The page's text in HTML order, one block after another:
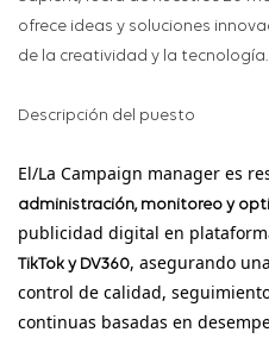
ofrece ideas y soluciones
de la creatividad y la tecnología.
Descripción del puesto
El/La Campaign manager es
administración, monitoreo y
publicidad digital en
TikTok y DV360, asegurando
control de calidad,
continuas basadas en